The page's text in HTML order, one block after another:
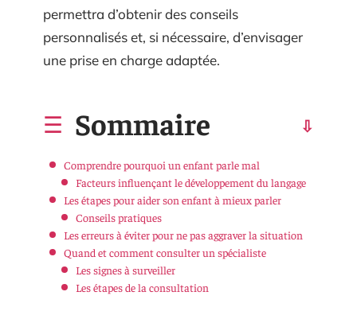
permettra d’obtenir des conseils
personnalisés et, si nécessaire, d’envisager
une prise en charge adaptée.
Sommaire
Comprendre pourquoi un enfant parle mal
Facteurs influençant le développement du langage
Les étapes pour aider son enfant à mieux parler
Conseils pratiques
Les erreurs à éviter pour ne pas aggraver la situation
Quand et comment consulter un spécialiste
Les signes à surveiller
Les étapes de la consultation